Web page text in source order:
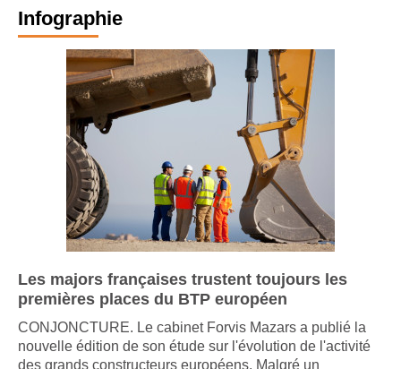
Infographie
Les majors françaises trustent toujours les
premières places du BTP européen
CONJONCTURE. Le cabinet Forvis Mazars a publié la
nouvelle édition de son étude sur l'évolution de l'activité